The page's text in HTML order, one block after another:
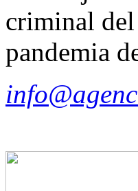
criminal
pandemia